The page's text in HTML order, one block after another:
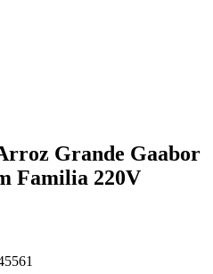
Grande Gaabor
Familia 220V